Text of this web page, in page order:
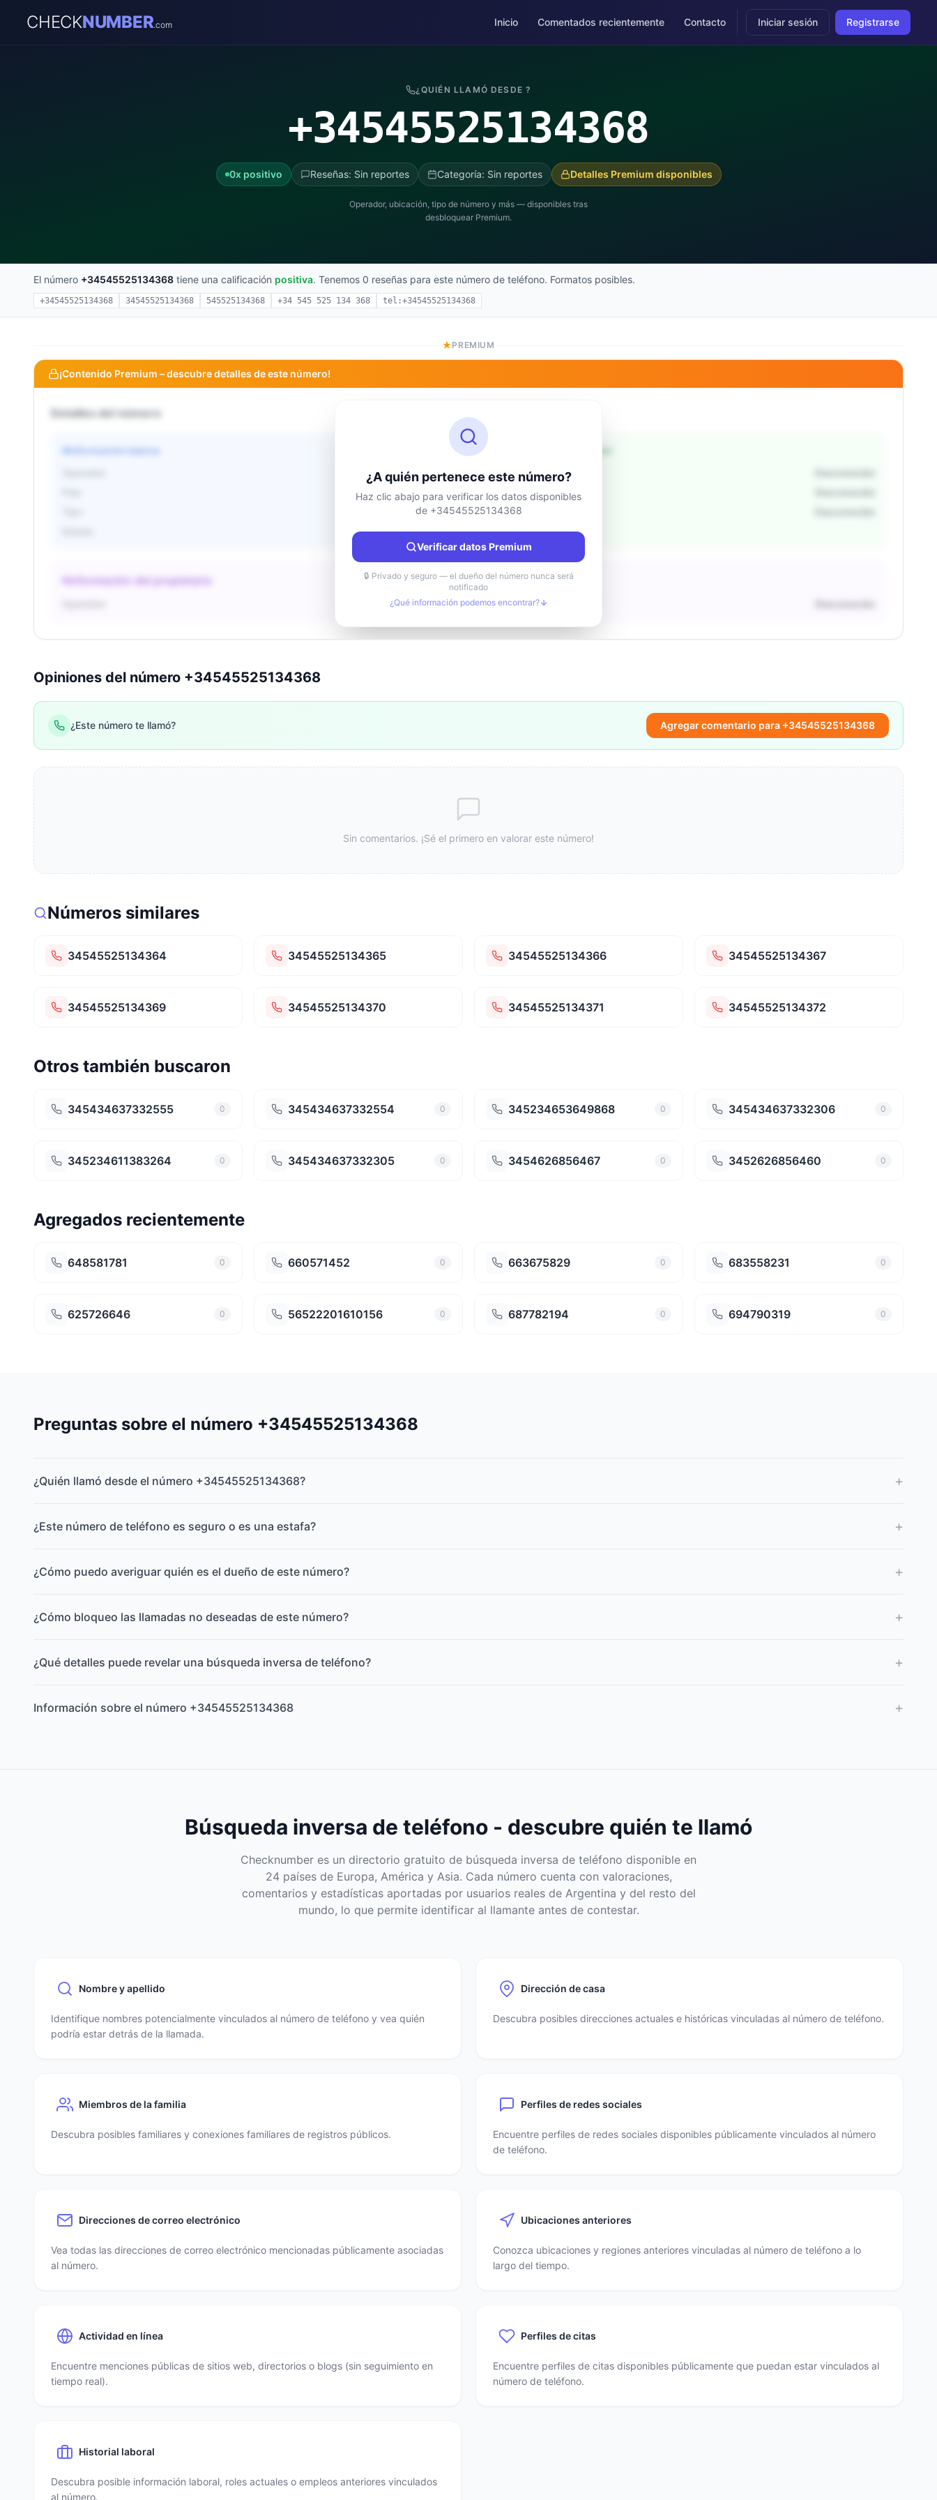
CHECKNUMBER.com Inicio Comentados recientemente Contacto Iniciar sesión Registrarse
¿QUIÉN LLAMÓ DESDE ?
+34545525134368
0x positivo Reseñas: Sin reportes Categoría: Sin reportes Detalles Premium disponibles
Operador, ubicación, tipo de número y más — disponibles tras
desbloquear Premium.
El número +34545525134368 tiene una calificación positiva. Tenemos 0 reseñas para este número de teléfono. Formatos posibles.
+34545525134368 34545525134368 545525134368 +34 545 525 134 368 tel:+34545525134368
PREMIUM
¡Contenido Premium – descubre detalles de este número!
Detalles del número
Información básica
Desconocido
Desconocido
Desconocido
Desconocido
País
Ciudad
Región
Información del propietario
Desconocido Tipo
¿A quién pertenece este número?
Haz clic abajo para verificar los datos disponibles
de +34545525134368
Verificar datos Premium
🔒 Privado y seguro — el dueño del número nunca será
notificado
¿Qué información podemos encontrar?
Opiniones del número +34545525134368
¿Este número te llamó? Agregar comentario para +34545525134368
Sin comentarios. ¡Sé el primero en valorar este número!
Números similares
34545525134364 34545525134365 34545525134366 34545525134367
34545525134369 34545525134370 34545525134371 34545525134372
Otros también buscaron
345434637332555 0 345434637332554 0 345234653649868 0 345434637332306 0
345234611383264 0 345434637332305 0 3454626856467 0 3452626856460 0
Agregados recientemente
648581781 0 660571452 0 663675829 0 683558231 0
625726646 0 56522201610156 0 687782194 0 694790319 0
Preguntas sobre el número +34545525134368
¿Quién llamó desde el número +34545525134368? +
¿Este número de teléfono es seguro o es una estafa? +
¿Cómo puedo averiguar quién es el dueño de este número? +
¿Cómo bloqueo las llamadas no deseadas de este número? +
¿Qué detalles puede revelar una búsqueda inversa de teléfono? +
Información sobre el número +34545525134368 +
Búsqueda inversa de teléfono - descubre quién te llamó
Checknumber es un directorio gratuito de búsqueda inversa de teléfono disponible en
24 países de Europa, América y Asia. Cada número cuenta con valoraciones,
comentarios y estadísticas aportadas por usuarios reales de Argentina y del resto del
mundo, lo que permite identificar al llamante antes de contestar.
Nombre y apellido
Identifique nombres potencialmente vinculados al número de teléfono y vea quién
podría estar detrás de la llamada.
Dirección de casa
Descubra posibles direcciones actuales e históricas vinculadas al número de teléfono.
Miembros de la familia
Descubra posibles familiares y conexiones familiares de registros públicos.
Perfiles de redes sociales
Encuentre perfiles de redes sociales disponibles públicamente vinculados al número
de teléfono.
Direcciones de correo electrónico
Vea todas las direcciones de correo electrónico mencionadas públicamente asociadas
al número.
Ubicaciones anteriores
Conozca ubicaciones y regiones anteriores vinculadas al número de teléfono a lo
largo del tiempo.
Actividad en línea
Encuentre menciones públicas de sitios web, directorios o blogs (sin seguimiento en
tiempo real).
Perfiles de citas
Encuentre perfiles de citas disponibles públicamente que puedan estar vinculados al
número de teléfono.
Historial laboral
Descubra posible información laboral, roles actuales o empleos anteriores vinculados
al número.